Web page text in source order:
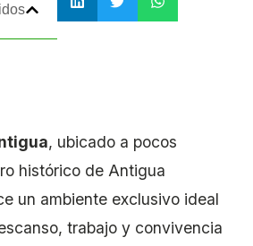
, ubicado a pocos
histórico de Antigua
un ambiente exclusivo ideal
trabajo y convivencia